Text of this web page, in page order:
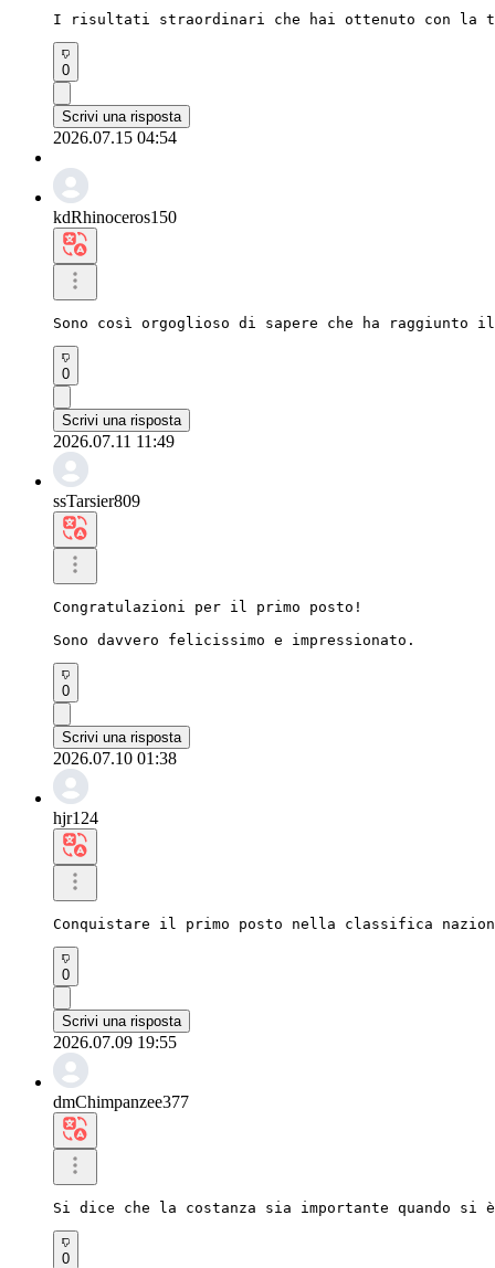
I risultati straordinari che hai ottenuto con la
0
Scrivi una risposta
2026.07.15 04:54
kdRhinoceros150
Sono così orgoglioso di sapere che ha
0
Scrivi una risposta
2026.07.11 11:49
ssTarsier809
Congratulazioni per il primo posto!
Sono davvero felicissimo e impressionato.
0
Scrivi una risposta
2026.07.10 01:38
hjr124
Conquistare il primo posto nella classifica
0
Scrivi una risposta
2026.07.09 19:55
dmChimpanzee377
Si dice che la costanza sia importante quando
0